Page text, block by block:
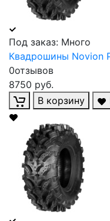
Под заказ: Много
Квадрошины Novion
0отзывов
8750 руб.
В корзину